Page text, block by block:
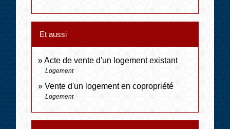
Et aussi
Acte de vente d'un logement existant
Logement
Vente d'un logement en copropriété
Logement